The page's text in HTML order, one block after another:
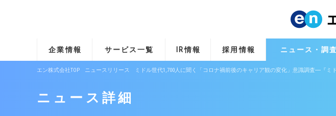
企業情報 サービス一覧 IR情報 採用情報 ニュース・調
エン株式会社TOP ニュースリリース ミドル世代1,700人に聞く「コロナ禍前後のキャリア観の変化」意識調査―『
ニュース詳細